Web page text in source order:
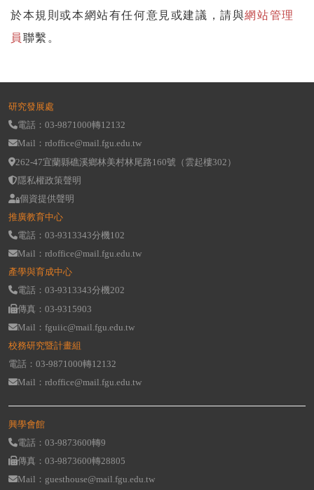
於本規則或本網站有任何意見或建議，請與網站管理
員 聯繫。
研究發展處
電話：03-9871000轉12132
Mail：rdoffice@mail.fgu.edu.tw
262-47宜蘭縣礁溪鄉林美村林尾路160號（雲起樓302）
隱私權政策聲明
個資提供聲明
推廣教育中心
電話：03-9313343分機102
Mail：rdoffice@mail.fgu.edu.tw
產學與育成中心
電話：03-9313343分機202
傳真：03-9315903
Mail：fguiic@mail.fgu.edu.tw
校務研究暨計畫組
電話：03-9871000轉12132
Mail：rdoffice@mail.fgu.edu.tw
興學會館
電話：03-9873600轉9
傳真：03-9873600轉28805
Mail：guesthouse@mail.fgu.edu.tw